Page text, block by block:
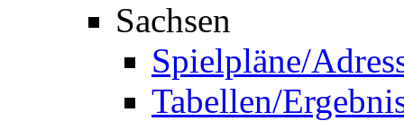
Sachsen
Spielpläne/
Tabellen/